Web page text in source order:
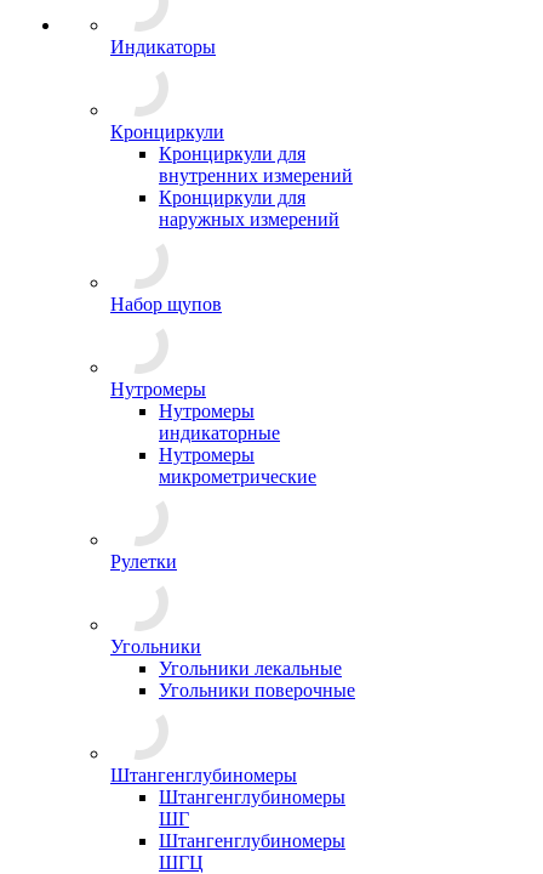
Индикаторы
Кронциркули
Кронциркули для
внутренних измерений
Кронциркули для
наружных измерений
Набор щупов
Нутромеры
Нутромеры
индикаторные
Нутромеры
микрометрические
Рулетки
Угольники
Угольники лекальные
Угольники поверочные
Штангенглубиномеры
Штангенглубиномеры
ШГ
Штангенглубиномеры
ШГЦ